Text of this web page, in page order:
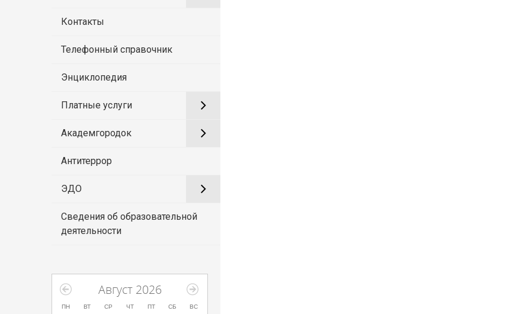
Контакты
Телефонный справочник
Энциклопедия
Платные услуги
Академгородок
Антитеррор
ЭДО
Сведения об образовательной
деятельности
Август 2026
ПН ВТ СР ЧТ ПТ СБ ВС